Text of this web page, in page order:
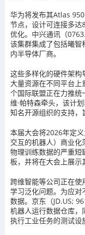
华为将发布其Atlas
节点，设计可连接多
优化。 中兴通讯 （
该集群集成了包括曦智
内半导体厂商。
这些多样化的硬件架构
大量资源在不同平台
个国际联盟正在力推统
维·帕特森牵头，该计
知名开源组织的支持，
本届大会将2026年定
交互的机器人）商业
物理训练数据的严重
板，并将在大会上展示
跨维智能等公司正在使
学习泛化问题。为应对
数据。 京东 （JD.US;
机器人运行数据仓库，
执行工业任务的测试设